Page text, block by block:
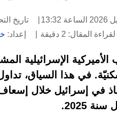
تاريخ التحديث 6 أبريل
المقال: 2 دقيقة
إعداد:
الإسرائيلية
في هذا السياق،
في إسرائيل خلال إسعاف
2025.